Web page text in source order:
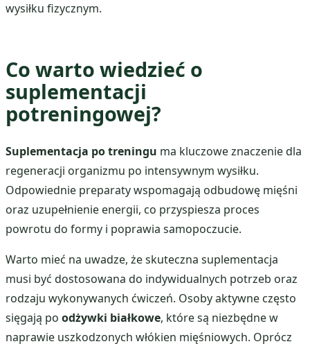
wysiłku fizycznym.
Co warto wiedzieć o
suplementacji
potreningowej?
Suplementacja po treningu ma kluczowe znaczenie dla
regeneracji organizmu po intensywnym wysiłku.
Odpowiednie preparaty wspomagają odbudowę mięśni
oraz uzupełnienie energii, co przyspiesza proces
powrotu do formy i poprawia samopoczucie.
Warto mieć na uwadze, że skuteczna suplementacja
musi być dostosowana do indywidualnych potrzeb oraz
rodzaju wykonywanych ćwiczeń. Osoby aktywne często
sięgają po odżywki białkowe, które są niezbędne w
naprawie uszkodzonych włókien mięśniowych. Oprócz